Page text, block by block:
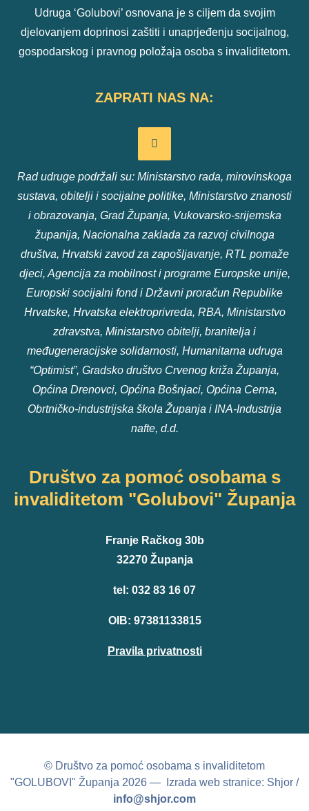
Udruga ‘Golubovi’ osnovana je s ciljem da svojim
djelovanjem doprinosi zaštiti i unaprjeđenju socijalnog,
gospodarskog i pravnog položaja osoba s invaliditetom.
ZAPRATI NAS NA:
Rad udruge podržali su: Ministarstvo rada, mirovinskoga
sustava, obitelji i socijalne politike, Ministarstvo znanosti
i obrazovanja, Grad Županja, Vukovarsko-srijemska
županija, Nacionalna zaklada za razvoj civilnoga
društva, Hrvatski zavod za zapošljavanje, RTL pomaže
djeci, Agencija za mobilnost i programe Europske unije,
Europski socijalni fond i Državni proračun Republike
Hrvatske, Hrvatska elektroprivreda, RBA, Ministarstvo
zdravstva, Ministarstvo obitelji, branitelja i
međugeneracijske solidarnosti, Humanitarna udruga
“Optimist”, Gradsko društvo Crvenog križa Županja,
Općina Drenovci, Općina Bošnjaci, Općina Cerna,
Obrtničko-industrijska škola Županja i INA-Industrija
nafte, d.d.
Društvo za pomoć osobama s
invaliditetom "Golubovi" Županja
Franje Račkog 30b
32270 Županja
tel: 032 83 16 07
OIB: 97381133815
Pravila privatnosti
© Društvo za pomoć osobama s invaliditetom
"GOLUBOVI" Županja 2026 — Izrada web stranice: Shjor /
info@shjor.com